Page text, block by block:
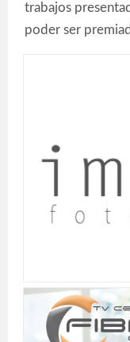
trabajos
poder ser